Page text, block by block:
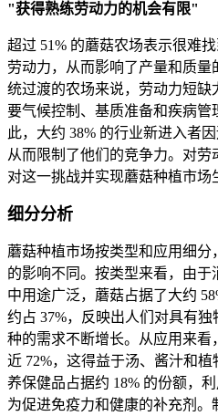
"获得熟练劳动力的机会有限"
超过 51% 的蘑菇农场表示很难
劳动力，从而影响了产量和质
统过渡的农场来说，劳动力短
要气候控制、基质准备和疾病管
此，大约 38% 的行业新进入者
从而限制了他们的竞争力。对
对这一挑战并实现蘑菇种植市场
细分分析
蘑菇种植市场按类型和应用细
的影响不同。按类型来看，由
中用途广泛，蘑菇占据了大约
约占 37%，反映出人们对具有
种的需求不断增长。从应用来
近 72%，这得益于汤、酱汁和
养保健品占据约 18% 的份额，
为促进免疫力和健康的补充剂